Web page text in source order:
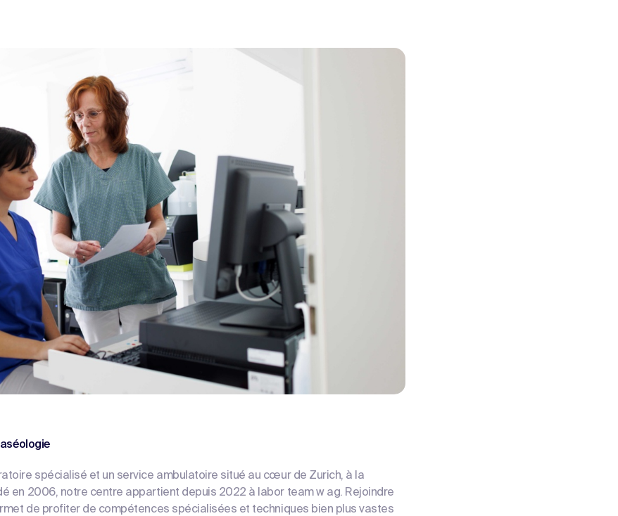
spécialisé et un service ambulatoire situé au cœur de Zurich, à la
en 2006, notre centre appartient depuis 2022 à labor team w ag. Rejoindre
de profiter de compétences spécialisées et techniques bien plus vastes